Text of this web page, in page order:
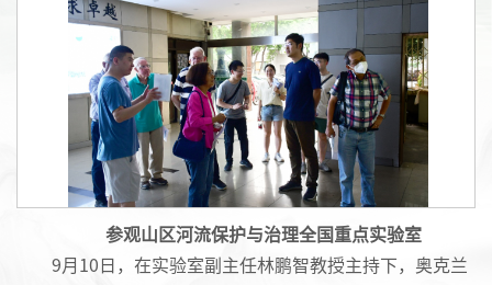
参观山区河流保护与治理全国重点实验室
9月10日，在实验室副主任林鹏智教授主持下，奥克兰